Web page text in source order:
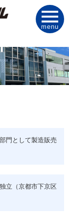
menu
門として製造販売
立（京都市下京区